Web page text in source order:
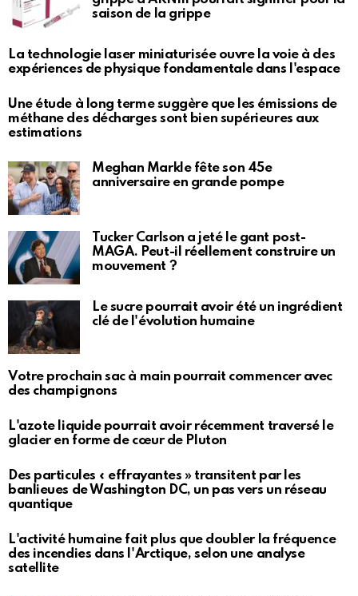
saison de la grippe
La technologie laser miniaturisée ouvre la voie à des
expériences de physique fondamentale dans l'espace
Une étude à long terme suggère que les émissions de
méthane des décharges sont bien supérieures aux
estimations
Meghan Markle fête son 45e
anniversaire en grande pompe
Tucker Carlson a jeté le gant post-
MAGA. Peut-il réellement construire un
mouvement ?
Le sucre pourrait avoir été un ingrédient
clé de l'évolution humaine
Votre prochain sac à main pourrait commencer avec
des champignons
L'azote liquide pourrait avoir récemment traversé le
glacier en forme de cœur de Pluton
Des particules « effrayantes » transitent par les
banlieues de Washington DC, un pas vers un réseau
quantique
L'activité humaine fait plus que doubler la fréquence
des incendies dans l'Arctique, selon une analyse
satellite